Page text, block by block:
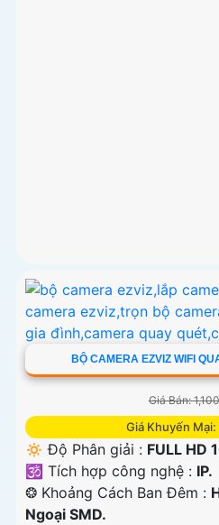
BỘ CAMERA EZVIZ WIFI
Giá Bán:
Giá Khuyến
🔅 Độ Phân giải : FULL HD
🕉️ Tích hợp công nghệ : IP.
❂ Khoảng Cách Ban Đêm :
Ngoại SMD.